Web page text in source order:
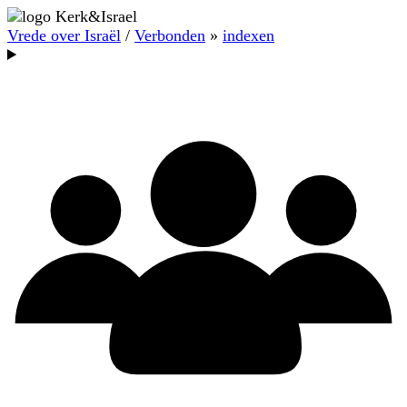
Vrede over Israël / Verbonden » indexen